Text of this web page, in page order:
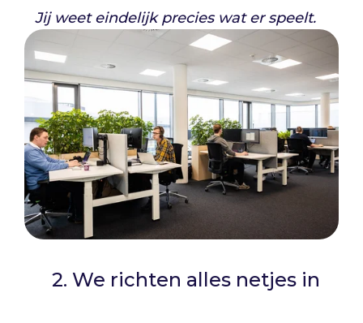
Jij weet eindelijk precies wat er speelt.
2. We richten alles netjes in